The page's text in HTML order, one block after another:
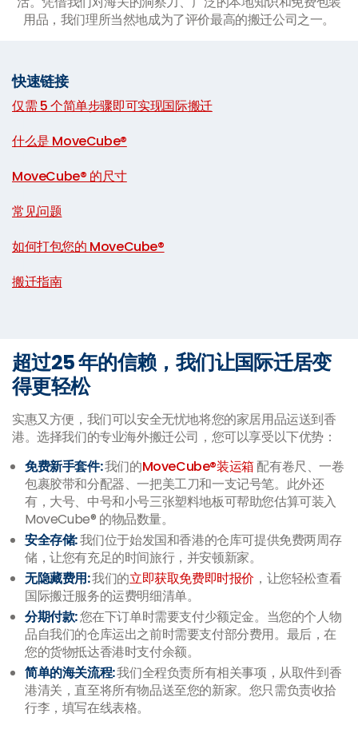
用品，我们理所当然地成为了评价最高的搬迁公司之一。
快速链接
仅需 5 个简单步骤即可实现国际搬迁
什么是 MoveCube®
MoveCube® 的尺寸
常见问题
如何打包您的 MoveCube®
搬迁指南
超过25 年的信赖，我们让国际迁居变
得更轻松
实惠又方便，我们可以安全无忧地将您的家居用品运送到香
港。选择我们的专业海外搬迁公司，您可以享受以下优势：
免费新手套件:我们的MoveCube®装运箱 配有卷尺、一卷
包裹胶带和分配器、一把美工刀和一支记号笔。此外还
有，大号、中号和小号三张塑料地板可帮助您估算可装入
MoveCube® 的物品数量。
安全存储:我们位于始发国和香港的仓库可提供免费两周存
储，让您有充足的时间旅行，并安顿新家。
无隐藏费用:我们的立即获取免费即时报价 ，让您轻松查看
国际搬迁服务的运费明细清单。
分期付款:您在下订单时需要支付少额定金。当您的个人物
品自我们的仓库运出之前时需要支付部分费用。最后，在
您的货物抵达香港时支付余额。
简单的海关流程:我们全程负责所有相关事项，从取件到香
港清关，直至将所有物品送至您的新家。您只需负责收拾
行李，填写在线表格。